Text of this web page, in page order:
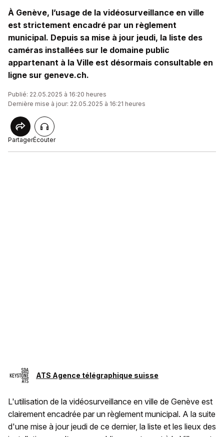
À Genève, l’usage de la vidéosurveillance en ville
est strictement encadré par un règlement
municipal. Depuis sa mise à jour jeudi, la liste des
caméras installées sur le domaine public
appartenant à la Ville est désormais consultable en
ligne sur geneve.ch.
Publié: 22.05.2025 à 16:20 heures
Dernière mise à jour: 22.05.2025 à 16:21 heures
PartagerÉcouter
ATS Agence télégraphique suisse
L'utilisation de la vidéosurveillance en ville de Genève est
clairement encadrée par un règlement municipal. A la suite
d'une mise à jour jeudi de ce dernier, la liste et les lieux des